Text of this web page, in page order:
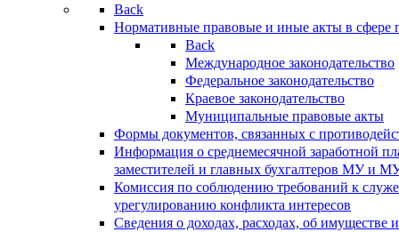
Back
Нормативные правовые и иные акты в сфере
Back
Международное законодательство
Федеральное законодательство
Краевое законодательство
Муниципальные правовые акты
Формы документов, связанных с
Информация о среднемесячной заработной
заместителей и главных бухгалтеров МУ и
Комиссия по соблюдению требований к
урегулированию конфликта интересов
Сведения о доходах, расходах, об имуществе